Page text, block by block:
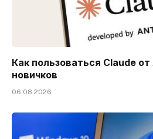
Как пользоваться Claude
новичков
06.08.2026